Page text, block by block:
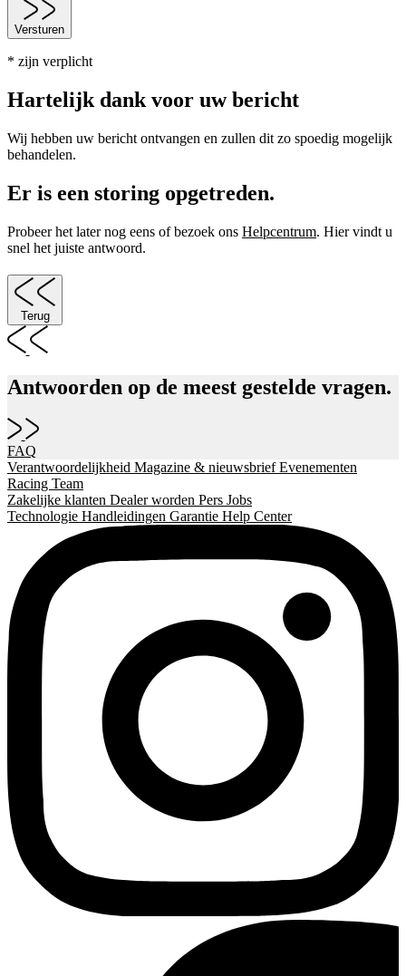
Versturen
* zijn verplicht
Hartelijk dank voor uw bericht
Wij hebben uw bericht ontvangen en zullen dit zo spoedig mogelijk
behandelen.
Er is een storing opgetreden.
Probeer het later nog eens of bezoek ons Helpcentrum. Hier vindt u
snel het juiste antwoord.
Terug
Antwoorden op de meest gestelde vragen.
FAQ
Verantwoordelijkheid Magazine & nieuwsbriefEvenementen
Racing Team
Zakelijke klanten Dealer worden Pers Jobs
Technologie Handleidingen Garantie Help Center